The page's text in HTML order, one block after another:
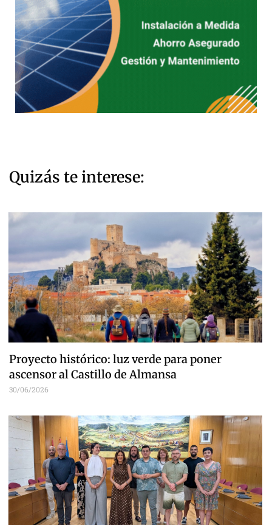
Quizás te interese:
Proyecto histórico: luz verde para poner
ascensor al Castillo de Almansa
30/06/2026